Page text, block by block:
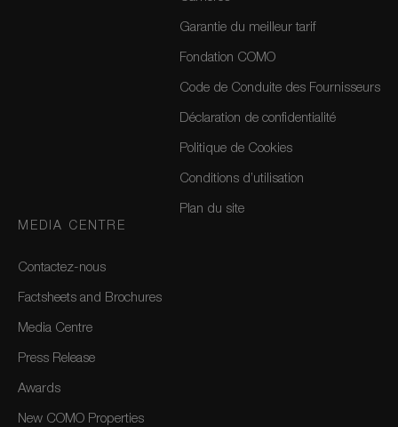
Garantie du meilleur tarif
Fondation COMO
Code de Conduite des Fournisseurs
Déclaration de confidentialité
Politique de Cookies
Conditions d’utilisation
Plan du site
MEDIA CENTRE
Contactez-nous
Factsheets and Brochures
Media Centre
Press Release
Awards
New COMO Properties